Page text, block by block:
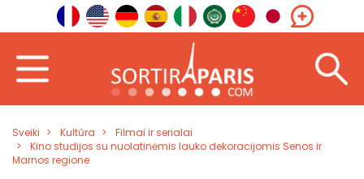
Sveiki Kultūra
Filmai ir serialai
Kino studijos su nuolatinėmis lauko dekoracijomis Senos ir
Marnos regione